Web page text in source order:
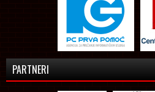
PARTNERI